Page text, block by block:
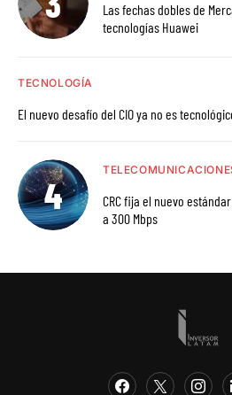
Las fechas dobles de
tecnologías Huawei
TECNOLOGÍA
El nuevo desafío del CIO ya no es
CRC fija el nuevo
a 300 Mbps